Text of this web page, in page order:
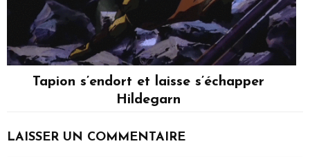
Tapion s’endort et laisse s’échapper
Hildegarn
LAISSER UN COMMENTAIRE